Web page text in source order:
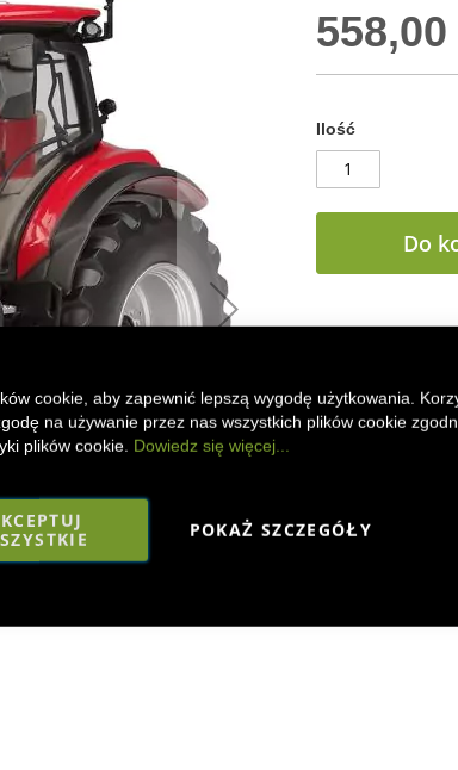
cookie, aby zapewnić lepszą wygodę użytkowania.
na używanie przez nas wszystkich plików cookie
plików cookie. Dowiedz się więcej...
POKAŻ SZCZEGÓŁY
558,00
Ilość
Do
DODAJ DO
Model ciągnika
Hobbies.
elementami z
się wysoką